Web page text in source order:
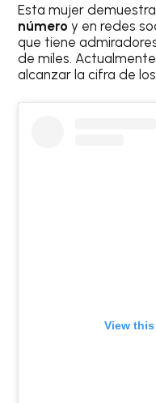
Esta mujer
número y en redes
que tiene
de miles.
alcanzar la cifra de los
View